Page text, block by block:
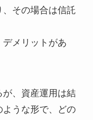
その場合は信託
メリットがあ
、資産運用は結
ような形で、どの